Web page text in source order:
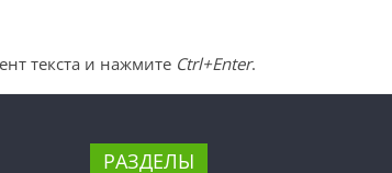
текста и нажмите Ctrl+Enter.
РАЗДЕЛЫ